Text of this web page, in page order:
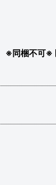
※同梱不可※